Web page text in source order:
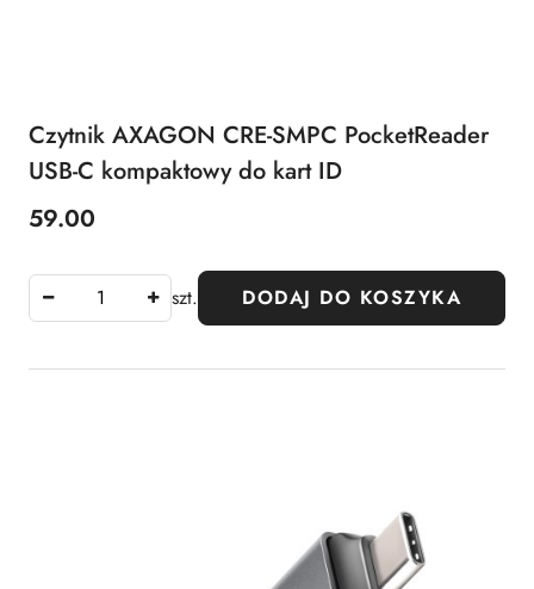
Czytnik AXAGON CRE-SMPC PocketReader
USB-C kompaktowy do kart ID
Cena:
59.00
szt. DODAJ DO KOSZYKA